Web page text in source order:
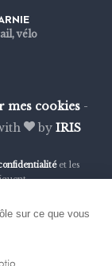
vélo
mes cookies -
by IRIS
et les
sur ce que vous